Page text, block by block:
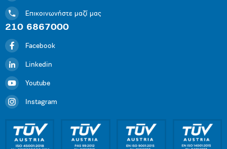
Επικοινωνήστε μαζί μας
210 6867000
Facebook
Linkedin
Youtube
Instagram